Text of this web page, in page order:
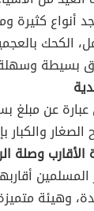
أنواع كثيرة
الكحك
بسيطة
عن مبلغ
الصغار والكبار
الأقارب وصلة
المسلمين
وهيئة